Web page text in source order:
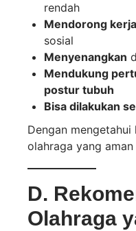
rendah
Mendorong
sosial
Menyenangkan
Mendukung
postur tubuh
Bisa dilakukan
Dengan
olahraga yang
D.
Olahraga